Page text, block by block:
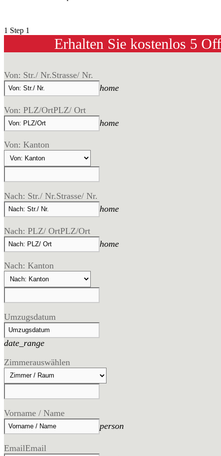
1 Step 1
Erhalten Sie kostenlos 5
Von: Str./ Nr.Strasse/ Nr.
home
Von: PLZ/OrtPLZ/ Ort
home
Von: Kanton
Nach: Str./ Nr.Strasse/ Nr.
home
Nach: PLZ/ OrtPLZ/Ort
home
Nach: Kanton
Umzugsdatum
date_range
Zimmerauswählen
Vorname / Name
person
EmailEmail